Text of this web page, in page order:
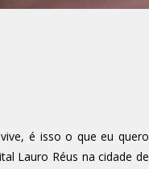
é isso o que eu quero
Lauro Réus na cidade de